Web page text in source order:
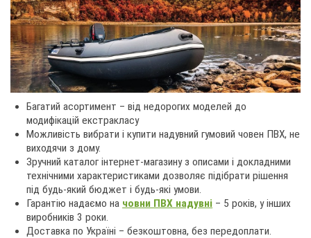
Багатий асортимент – від недорогих моделей до
модифікацій екстракласу
Можливість вибрати і купити надувний гумовий човен ПВХ, не
виходячи з дому.
Зручний каталог інтернет-магазину з описами і докладними
технічними характеристиками дозволяє підібрати рішення
під будь-який бюджет і будь-які умови.
Гарантію надаємо на човни ПВХ надувні – 5 років, у інших
виробників 3 роки.
Доставка по Україні – безкоштовна, без передоплати.